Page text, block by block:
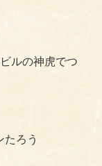
ルの神虎でつ
たろう